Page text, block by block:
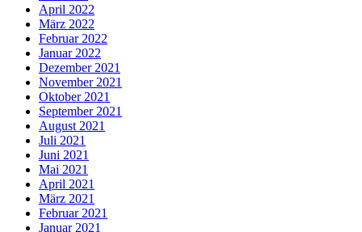
April 2022
März 2022
Februar 2022
Januar 2022
Dezember 2021
November 2021
Oktober 2021
September 2021
August 2021
Juli 2021
Juni 2021
Mai 2021
April 2021
März 2021
Februar 2021
Januar 2021